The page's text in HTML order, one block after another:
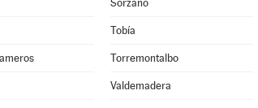
Sorzano
Tobía
Torremontalbo
Valdemadera